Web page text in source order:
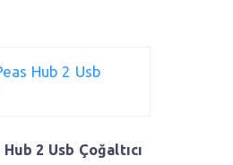
2 Usb Çoğaltıcı